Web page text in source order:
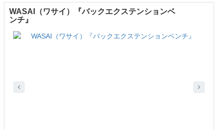
WASAI（ワサイ）『バックエクステンションベ
ンチ』